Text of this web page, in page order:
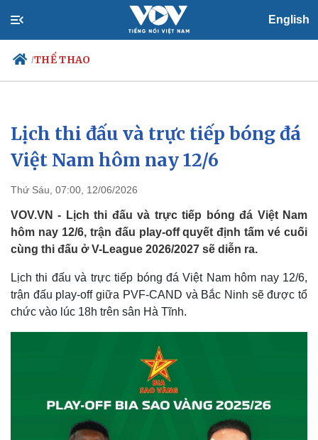
English
/THỂ THAO
Chính trị
Đảng
Tổ chức nhân sự
Nhận diện sự thật
Xã hội
Tin 24h
Dự báo thời tiết
Việc làm
Biển đảo
Lịch thi đấu và trực tiếp bóng đá
Việt Nam hôm nay 12/6
Thứ Sáu, 07:00, 12/06/2026
VOV.VN - Lịch thi đấu và trực tiếp bóng đá Việt Nam
hôm nay 12/6, trận đấu play-off quyết định tấm vé cuối
cùng thi đấu ở V-League 2026/2027 sẽ diễn ra.
Lịch thi đấu và trực tiếp bóng đá Việt Nam hôm nay 12/6,
trận đấu play-off giữa PVF-CAND và Bắc Ninh sẽ được tổ
chức vào lúc 18h trên sân Hà Tĩnh.